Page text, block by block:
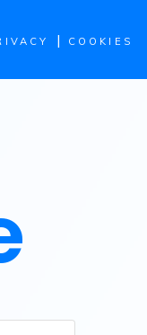
| COOKIES